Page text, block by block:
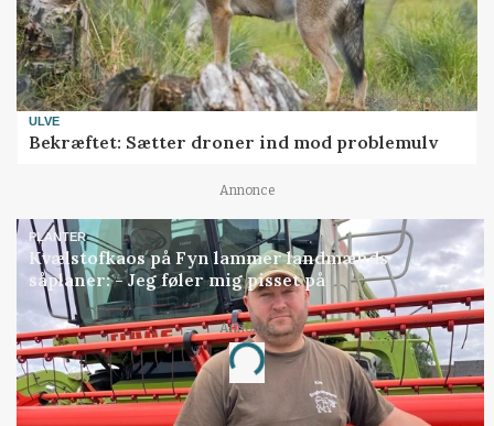
ULVE
Bekræftet: Sætter droner ind mod problemulv
Annonce
PLANTER
Kvælstofkaos på Fyn lammer landmænds
såplaner: - Jeg føler mig pisset på
Annonce
Loading...